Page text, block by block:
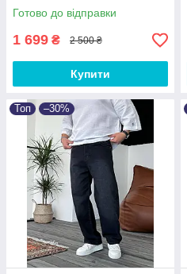
Туреччина
Готово до відправки
1 699 ₴ 2 500 ₴
Купити
Топ –30%